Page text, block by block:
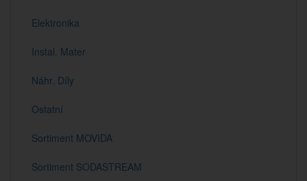
Elektronika
Instal. Mater
Náhr. Díly
Ostatní
Sortiment MOVIDA
Sortiment SODASTREAM